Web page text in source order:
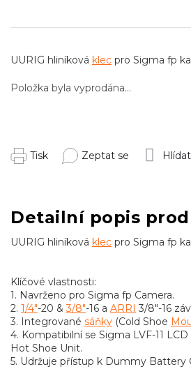
cena:
Položka byla vyprodána…
UURIG hliníková klec pro Sigma fp
Tisk Zeptat se Hlídat
Detailní popis
UURIG hliníková klec pro Sigma fp
Klíčové vlastnosti:
1. Navrženo pro Sigma fp Camera.
2. 1/4"-20 &3/8"-16 a ARRI 3/8"-16
3. Integrované sáňky (Cold Shoe
4. Kompatibilní se Sigma LVF-11
Hot Shoe Unit.
5. Udržuje přístup k Dummy Battery